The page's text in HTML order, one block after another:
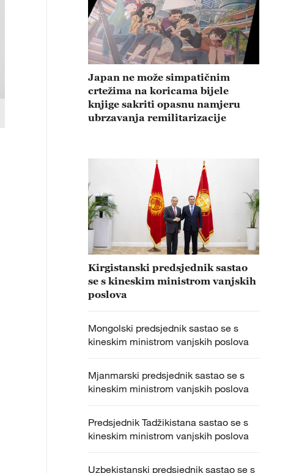
Japan ne može simpatičnim
crtežima na koricama bijele
knjige sakriti opasnu namjeru
ubrzavanja remilitarizacije
Kirgistanski predsjednik sastao
se s kineskim ministrom vanjskih
poslova
Mongolski predsjednik sastao se s
kineskim ministrom vanjskih poslova
Mjanmarski predsjednik sastao se s
kineskim ministrom vanjskih poslova
Predsjednik Tadžikistana sastao se s
kineskim ministrom vanjskih poslova
Uzbekistanski predsjednik sastao se s